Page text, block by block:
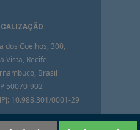
dos Coelhos, 300,
Vista, Recife,
Brasil
50070-902
10.988.301/0001-29